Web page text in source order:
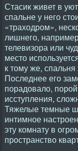
Стасик живет в
спальне у него
«траходром»,
лишнего,
телевизора или
место
к тому же,
Последнее его
порадовало,
исступления,
Тяжелые темные
интимное
эту комнату в
пространство